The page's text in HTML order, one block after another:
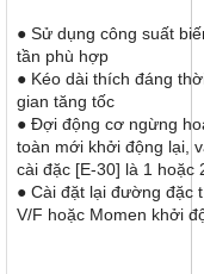
● Sử dụng công suất
tần phù hợp
● Kéo dài thích đáng
gian tăng tốc
● Đợi động cơ ngừng
toàn mới khởi động lại,
cài đặc [E-30] là 1 hoặc
● Cài đặt lại đường đặc
V/F hoặc Momen khởi